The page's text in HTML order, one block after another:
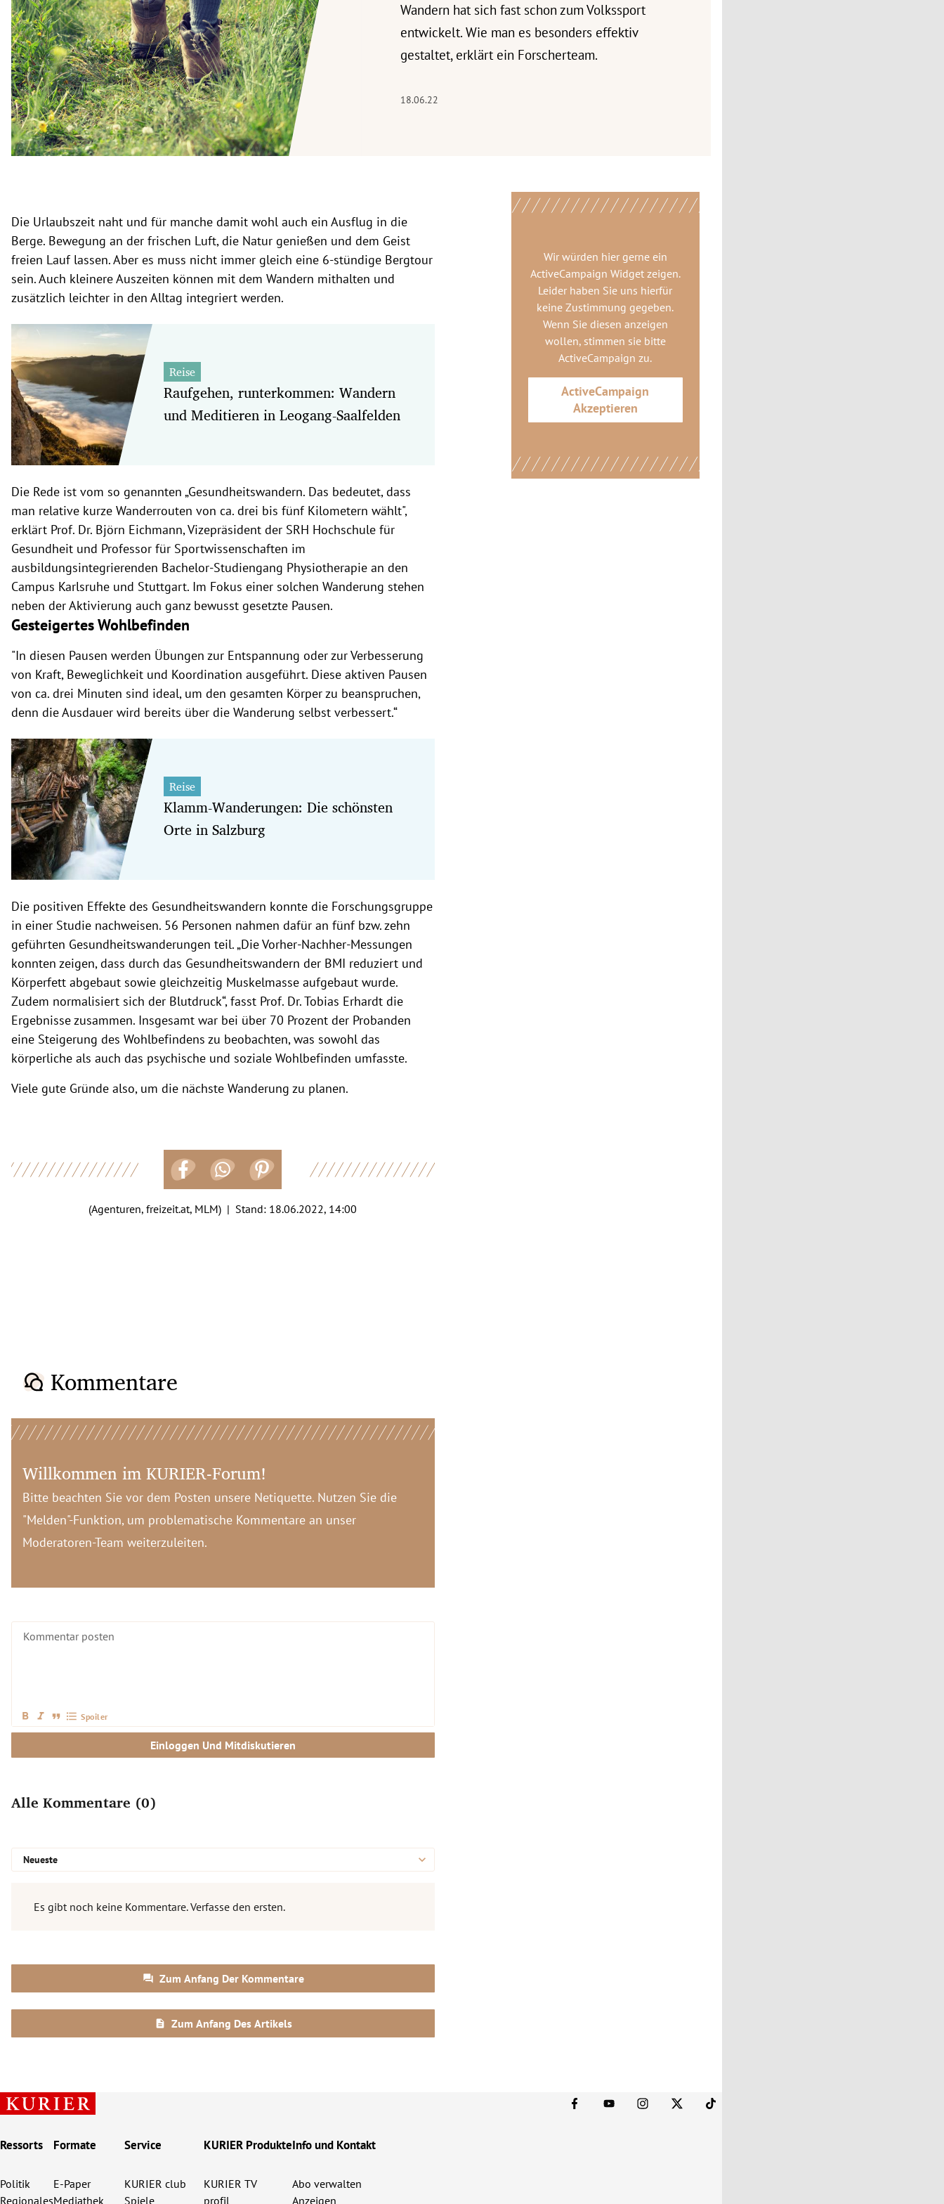
Untermenü
Untermenü
Untermenü
Untermenü
Untermenü
Untermenü
Untermenü
Wandern hat sich fast schon zum Volkssport
entwickelt. Wie man es besonders effektiv
gestaltet, erklärt ein Forscherteam.
18.06.22
Die Urlaubszeit naht und für manche damit wohl auch ein Ausflug in die
Berge. Bewegung an der frischen Luft, die Natur genießen und dem Geist
freien Lauf lassen. Aber es muss nicht immer gleich eine 6-stündige Bergtour
sein. Auch kleinere Auszeiten können mit dem Wandern mithalten und
zusätzlich leichter in den Alltag integriert werden.
Reise
Raufgehen, runterkommen: Wandern
und Meditieren in Leogang-Saalfelden
Die Rede ist vom so genannten „Gesundheitswandern. Das bedeutet, dass
man relative kurze Wanderrouten von ca. drei bis fünf Kilometern wählt",
erklärt Prof. Dr. Björn Eichmann, Vizepräsident der SRH Hochschule für
Gesundheit und Professor für Sportwissenschaften im
ausbildungsintegrierenden Bachelor-Studiengang Physiotherapie an den
Campus Karlsruhe und Stuttgart. Im Fokus einer solchen Wanderung stehen
neben der Aktivierung auch ganz bewusst gesetzte Pausen.
Gesteigertes Wohlbefinden
"In diesen Pausen werden Übungen zur Entspannung oder zur Verbesserung
von Kraft, Beweglichkeit und Koordination ausgeführt. Diese aktiven Pausen
von ca. drei Minuten sind ideal, um den gesamten Körper zu beanspruchen,
denn die Ausdauer wird bereits über die Wanderung selbst verbessert.“
Reise
Klamm-Wanderungen: Die schönsten
Orte in Salzburg
Die positiven Effekte des Gesundheitswandern konnte die Forschungsgruppe
in einer Studie nachweisen. 56 Personen nahmen dafür an fünf bzw. zehn
geführten Gesundheitswanderungen teil. „Die Vorher-Nachher-Messungen
konnten zeigen, dass durch das Gesundheitswandern der BMI reduziert und
Körperfett abgebaut sowie gleichzeitig Muskelmasse aufgebaut wurde.
Zudem normalisiert sich der Blutdruck“, fasst Prof. Dr. Tobias Erhardt die
Ergebnisse zusammen. Insgesamt war bei über 70 Prozent der Probanden
eine Steigerung des Wohlbefindens zu beobachten, was sowohl das
körperliche als auch das psychische und soziale Wohlbefinden umfasste.
Viele gute Gründe also, um die nächste Wanderung zu planen.
(Agenturen, freizeit.at, MLM) | Stand: 18.06.2022, 14:00
Wir würden hier gerne ein
ActiveCampaign Widgetzeigen.
Leider haben Sie uns hierfür
keine Zustimmung gegeben.
Wenn Sie diesen anzeigen
wollen, stimmen sie bitte
ActiveCampaign zu.
ActiveCampaign
Akzeptieren
Kommentare
Ressorts
Politik
Regionales
Formate
E-Paper
Mediathek
Service
KURIER club
Spiele
KURIER Produkte
KURIER TV
profil
Info und Kontakt
Abo verwalten
Anzeigen